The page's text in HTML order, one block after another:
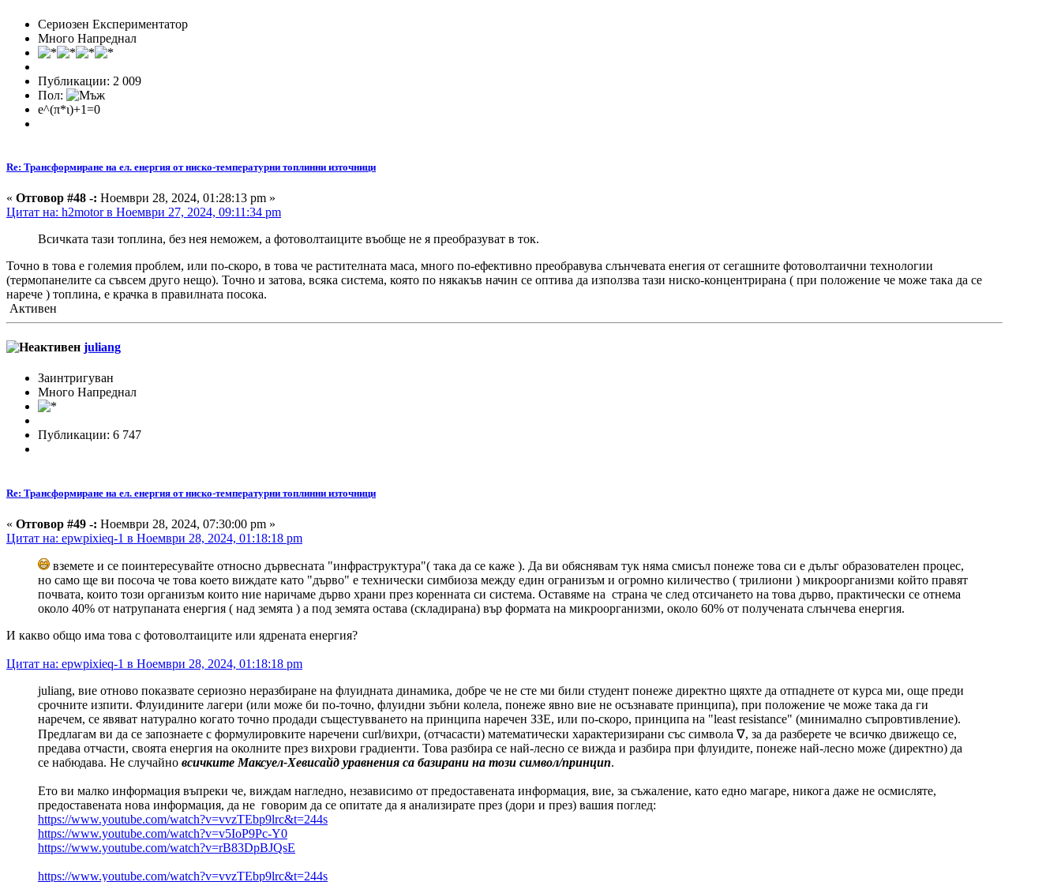
Сериозен Експериментатор
Много Напреднал
Публикации: 2 009
Пол:
e^(π*ι)+1=0
Re: Трансформиране на ел. енергия от ниско-температурни топлинни източници
« Отговор #48 -: Ноември 28, 2024, 01:28:13 pm »
Цитат на: h2motor в Ноември 27, 2024, 09:11:34 pm
Всичката тази топлина, без нея неможем, а фотоволтаиците въобще не я преобразуват в ток.
Точно в това е големия проблем, или по-скоро, в това че растителната маса, много по-ефективно преобравува слънчевата енегия от сегашните фотоволтаични технологии
(термопанелите са съвсем друго нещо). Точно и затова, всяка система, която по някакъв начин се оптива да използва тази ниско-концентрирана ( при положение че може така да се
нарече ) топлина, е крачка в правилната посока.
Активен
juliang
Заинтригуван
Много Напреднал
Публикации: 6 747
Re: Трансформиране на ел. енергия от ниско-температурни топлинни източници
« Отговор #49 -: Ноември 28, 2024, 07:30:00 pm »
Цитат на: epwpixieq-1 в Ноември 28, 2024, 01:18:18 pm
вземете и се поинтересувайте относно дървесната "инфраструктура"( така да се каже ). Да ви обяснявам тук няма смисъл понеже това си е дълъг образователен процес,
но само ще ви посоча че това което виждате като "дърво" е технически симбиоза между един огранизъм и огромно киличество ( трилиони ) микроорганизми който правят
почвата, които този организъм които ние наричаме дърво храни през коренната си система. Оставяме на страна че след отсичането на това дърво, практически се отнема
около 40% от натрупаната енергия ( над земята ) а под земята остава (складирана) вър формата на микроорганизми, около 60% от получената слънчева енергия.
И какво общо има това с фотоволтаиците или ядрената енергия?
Цитат на: epwpixieq-1 в Ноември 28, 2024, 01:18:18 pm
juliang, вие отново показвате сериозно неразбиране на флуидната динамика, добре че не сте ми били студент понеже директно щяхте да отпаднете от курса ми, още преди
срочните изпити. Флуидините лагери (или може би по-точно, флуидни зъбни колела, понеже явно вие не осъзнавате принципа), при положение че може така да ги
наречем, се явяват натурално когато точно продади същестувването на принципа наречен ЗЗЕ, или по-скоро, принципа на "least resistance" (минимално съпровтивление).
Предлагам ви да се запознаете с формулировките наречени curl/вихри, (отчасасти) математически характеризирани със символа ∇, за да разберете че всичко движещо се,
предава отчасти, своята енергия на околните през вихрови градиенти. Това разбира се най-лесно се вижда и разбира при флуидите, понеже най-лесно може (директно) да
се набюдава. Не случайно всичките Максуел-Хевисайд уравнения са базирани на този символ/принцип.
Ето ви малко информация въпреки че, виждам нагледно, независимо от предоставената информация, вие, за съжаление, като едно магаре, никога даже не осмисляте,
предоставената нова информация, да не говорим да се опитате да я анализирате през (дори и през) вашия поглед:
https://www.youtube.com/watch?v=vvzTEbp9lrc&t=244s
https://www.youtube.com/watch?v=v5IoP9Pc-Y0
https://www.youtube.com/watch?v=rB83DpBJQsE
https://www.youtube.com/watch?v=vvzTEbp9lrc&t=244s